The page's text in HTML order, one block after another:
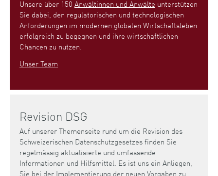
Unsere über 150 Anwältinnen und Anwälte unterstützen
Sie dabei, den regulatorischen und technologischen
Anforderungen im modernen globalen Wirtschaftsleben
erfolgreich zu begegnen und ihre wirtschaftlichen
Chancen zu nutzen.
Unser Team
Revision DSG
Auf unserer Themenseite rund um die Revision des
Schweizerischen Datenschutzgesetzes finden Sie
regelmässig aktualisierte und umfassende
Informationen und Hilfsmittel. Es ist uns ein Anliegen,
Sie bei der Implementierung der neuen Vorgaben zu